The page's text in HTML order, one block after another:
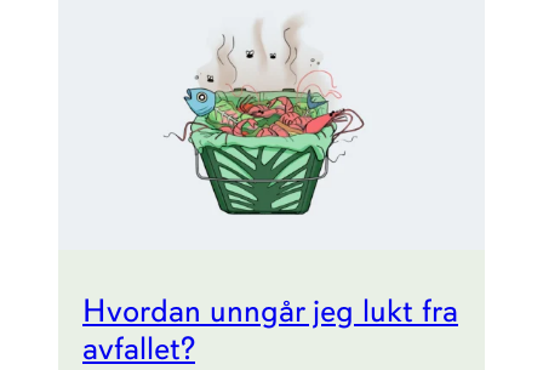
Hvordan unngår jeg lukt fra
avfallet?